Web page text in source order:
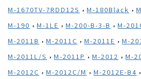
M-1670TV-7RDD12S , M-180Black ,
M-190 , M-1LE , M-200-B-3-B , M-
M-2011B , M-2011C , M-2011E , M-
M-2011L/S , M-2011P , M-2012 , M-
M-2012C , M-2012C/M , M-2012E-B4 ,